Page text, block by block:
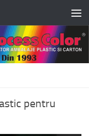
pentru